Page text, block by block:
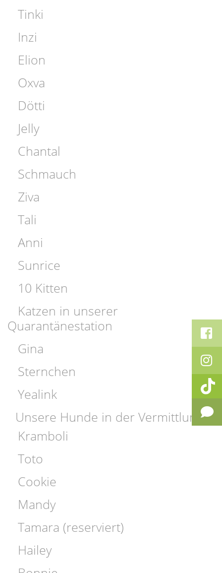
Tinki
Inzi
Elion
Oxva
Dötti
Jelly
Chantal
Schmauch
Ziva
Tali
Anni
Sunrice
10 Kitten
Katzen in unserer
Quarantänestation
Gina
Sternchen
Yealink
Unsere Hunde in der Vermittlung
Kramboli
Toto
Cookie
Mandy
Tamara (reserviert)
Hailey